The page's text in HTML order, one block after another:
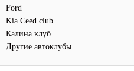
Ford
Kia Ceed club
Калина клуб
Другие автоклубы